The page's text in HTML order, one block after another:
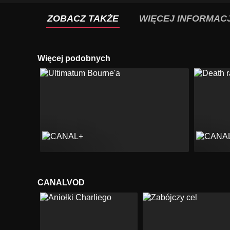
ZOBACZ TAKŻE WIĘCEJ
Więcej podobnych
CANALVOD